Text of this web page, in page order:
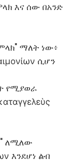
እና ሰው በአንድ
ማለት ነው፥
ሲሆን
የሚያወራ
ለሚለው
እንደሆነ ልብ